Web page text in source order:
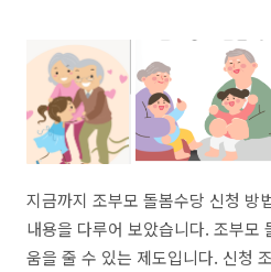
지금까지 조부모 돌봄수당 신청 방
내용을 다루어 보았습니다. 조부모
움을 줄 수 있는 제도입니다. 신청